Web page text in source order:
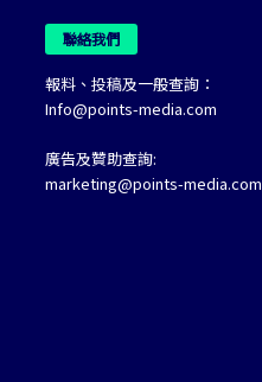
聯絡我們
報料、投稿及一般查詢：
Info@points-media.com
廣告及贊助查詢:
marketing@points-media.com